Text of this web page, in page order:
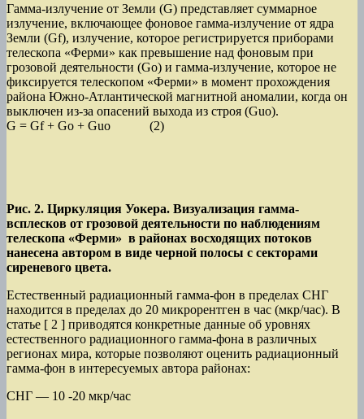
Гамма-излучение от Земли (G) представляет суммарное
излучение, включающее фоновое гамма-излучение от ядра
Земли (Gf), излучение, которое регистрируется приборами
телескопа «Ферми» как превышение над фоновым при
грозовой деятельности (Go) и гамма-излучение, которое не
фиксируется телескопом «Ферми» в момент прохождения
района Южно-Атлантической магнитной аномалии, когда он
выключен из-за опасений выхода из строя (Guo).
G = Gf + Gо + Guo (2)
Рис. 2. Циркуляция Уокера. Визуализация гамма-
всплесков от грозовой деятельности по наблюдениям
телескопа «Ферми» в районах восходящих потоков
нанесена автором в виде черной полосы с секторами
сиреневого цвета.
Естественный радиационный гамма-фон в пределах СНГ
находится в пределах до 20 микрорентген в час (мкр/час). В
статье [ 2 ] приводятся конкретные данные об уровнях
естественного радиационного гамма-фона в различных
регионах мира, которые позволяют оценить радиационный
гамма-фон в интересуемых автора районах:
СНГ — 10 -20 мкр/час